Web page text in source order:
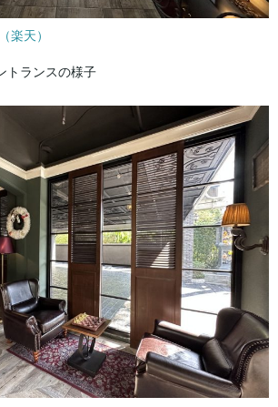
楽天）
トランスの様子